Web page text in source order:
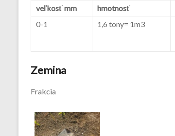
veľkosť mm hmotnosť
0-1
1,6 tony= 1m3
Zemina
Frakcia